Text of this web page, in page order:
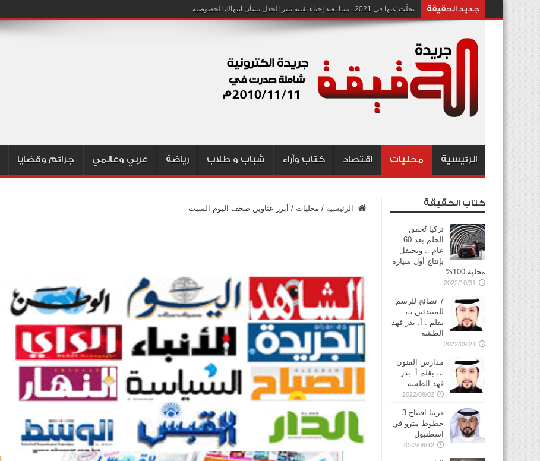
جديد الحقيقة تخلّت عنها في 2021.. ميتا تعيد إحياء تقنية تثير الجدل بشأن انتهاك الخصوصية
الرئيسية محليات اقتصاد كتاب وآراء شباب و طلاب رياضة عربي وعالمي جرائم وقضايا
الرئيسية / محليات / أبرز عناوين صحف اليوم السبت
كتاب الحقيقة
تركيا تُحقق
الحلم بعد 60
عام .. وتحتفل
بإنتاج أول سيارة
محلية 100%
2022/10/31
7 نصائح للرسم
للمبتدئين ،،،
بقلم : أ. بدر فهد
الطشه
2022/09/21
مدارس الفنون
،،، بقلم أ. بدر
فهد الطشه
2022/09/02
قريبا افتتاح 3
خطوط مترو في
2022/08/12